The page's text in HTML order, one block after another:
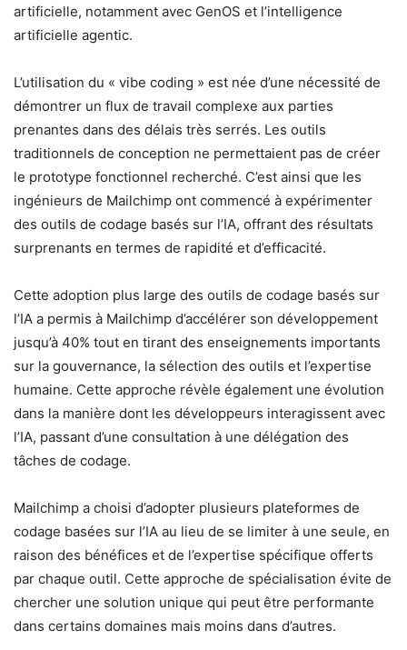
artificielle, notamment avec GenOS et l’intelligence
artificielle agentic.
L’utilisation du « vibe coding » est née d’une nécessité de
démontrer un flux de travail complexe aux parties
prenantes dans des délais très serrés. Les outils
traditionnels de conception ne permettaient pas de créer
le prototype fonctionnel recherché. C’est ainsi que les
ingénieurs de Mailchimp ont commencé à expérimenter
des outils de codage basés sur l’IA, offrant des résultats
surprenants en termes de rapidité et d’efficacité.
Cette adoption plus large des outils de codage basés sur
l’IA a permis à Mailchimp d’accélérer son développement
jusqu’à 40% tout en tirant des enseignements importants
sur la gouvernance, la sélection des outils et l’expertise
humaine. Cette approche révèle également une évolution
dans la manière dont les développeurs interagissent avec
l’IA, passant d’une consultation à une délégation des
tâches de codage.
Mailchimp a choisi d’adopter plusieurs plateformes de
codage basées sur l’IA au lieu de se limiter à une seule, en
raison des bénéfices et de l’expertise spécifique offerts
par chaque outil. Cette approche de spécialisation évite de
chercher une solution unique qui peut être performante
dans certains domaines mais moins dans d’autres.